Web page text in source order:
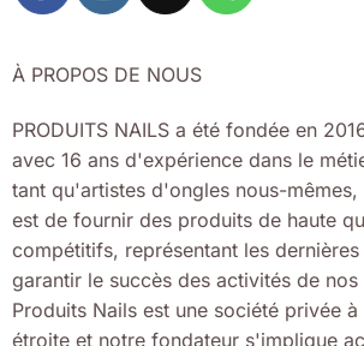
À PROPOS DE NOUS
PRODUITS NAILS a été fondée en
avec 16 ans d'expérience dans le
tant qu'artistes d'ongles nous-mêmes,
est de fournir des produits de haute
compétitifs, représentant les
garantir le succès des activités de nos
Produits Nails est une société privée
étroite et notre fondateur s'implique